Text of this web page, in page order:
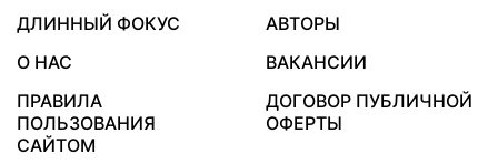
ДЛИННЫЙ ФОКУС
АВТОРЫ
О НАС
ВАКАНСИИ
ПРАВИЛА
ПОЛЬЗОВАНИЯ
САЙТОМ
ДОГОВОР ПУБЛИЧНОЙ
ОФЕРТЫ